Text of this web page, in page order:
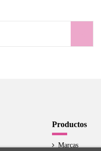
Productos
Marcas